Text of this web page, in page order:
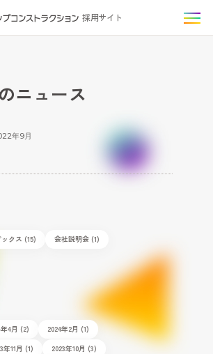
採用サイト
ニュース
年9月
ックス (15)
会社説明会 (1)
年4月 (2)
2024年2月 (1)
年11月 (1)
2023年10月 (3)